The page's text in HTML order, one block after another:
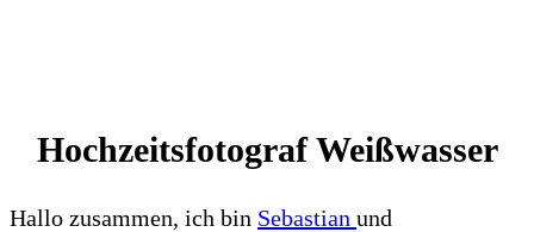
Hochzeitsfotograf Weißwasser
Hallo zusammen, ich bin Sebastian und